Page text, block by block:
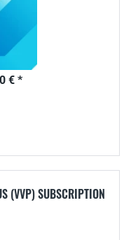
€ *
(VVP) SUBSCRIPTION